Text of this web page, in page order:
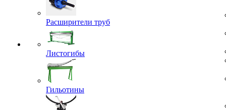
Расширители труб
Листогибы
Гильотины